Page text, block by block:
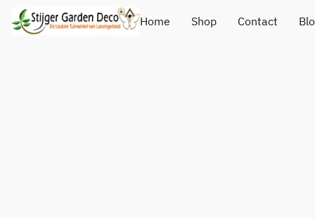
Home Shop Contact